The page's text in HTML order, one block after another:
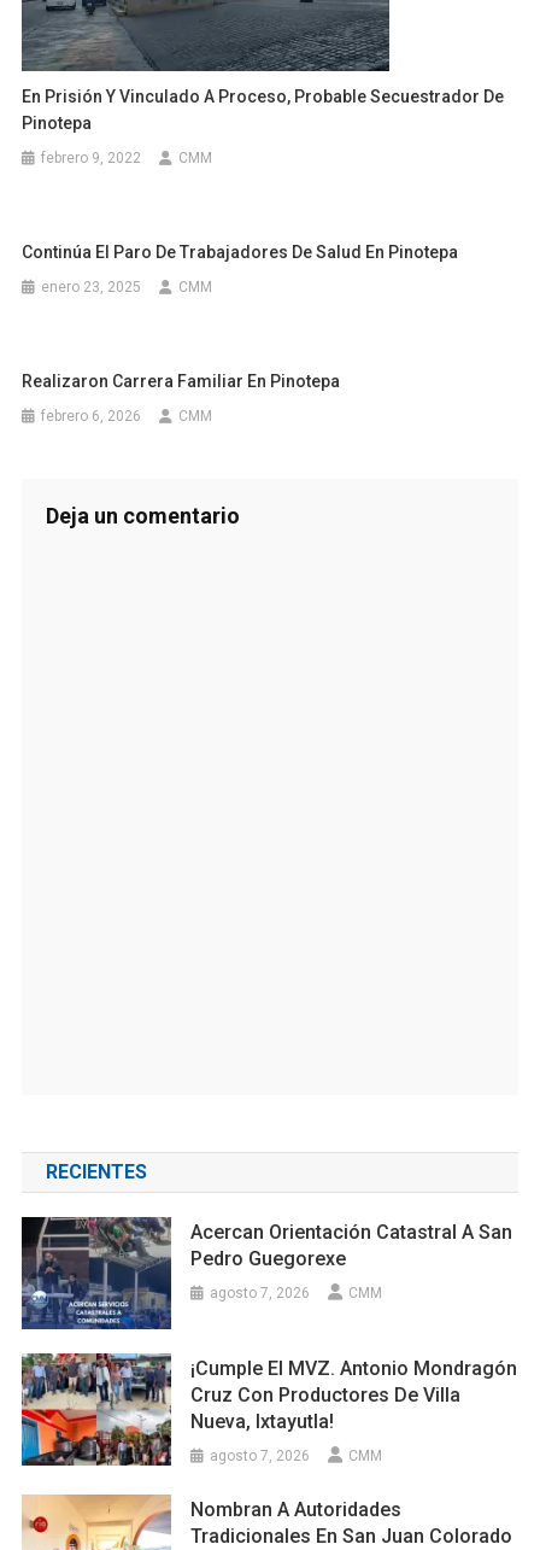
En Prisión Y Vinculado A Proceso, Probable Secuestrador De
Pinotepa
febrero 9, 2022 CMM
Continúa El Paro De Trabajadores De Salud En Pinotepa
enero 23, 2025 CMM
Realizaron Carrera Familiar En Pinotepa
febrero 6, 2026 CMM
Deja un comentario
RECIENTES
Acercan Orientación Catastral A San
Pedro Guegorexe
agosto 7, 2026 CMM
¡Cumple El MVZ. Antonio Mondragón
Cruz Con Productores De Villa
Nueva, Ixtayutla!
agosto 7, 2026 CMM
Nombran A Autoridades
Tradicionales En San Juan Colorado